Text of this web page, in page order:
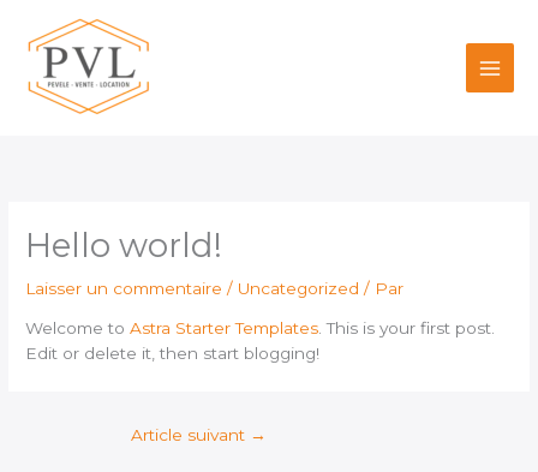
contenu
Hello world!
Laisser un commentaire / Uncategorized / Par
Welcome toAstra Starter Templates. This is your first post.
Edit or delete it, then start blogging!
Article suivant →